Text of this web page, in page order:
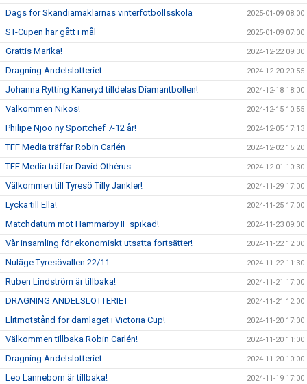
Dags för Skandiamäklarnas vinterfotbollsskola 2025-01-09 08:00
ST-Cupen har gått i mål 2025-01-09 07:00
Grattis Marika! 2024-12-22 09:30
Dragning Andelslotteriet 2024-12-20 20:55
Johanna Rytting Kaneryd tilldelas Diamantbollen! 2024-12-18 18:00
Välkommen Nikos! 2024-12-15 10:55
Philipe Njoo ny Sportchef 7-12 år! 2024-12-05 17:13
TFF Media träffar Robin Carlén 2024-12-02 15:20
TFF Media träffar David Othérus 2024-12-01 10:30
Välkommen till Tyresö Tilly Jankler! 2024-11-29 17:00
Lycka till Ella! 2024-11-25 17:00
Matchdatum mot Hammarby IF spikad! 2024-11-23 09:00
Vår insamling för ekonomiskt utsatta fortsätter! 2024-11-22 12:00
Nuläge Tyresövallen 22/11 2024-11-22 11:30
Ruben Lindström är tillbaka! 2024-11-21 17:00
DRAGNING ANDELSLOTTERIET 2024-11-21 12:00
Elitmotstånd för damlaget i Victoria Cup! 2024-11-20 17:00
Välkommen tillbaka Robin Carlén! 2024-11-20 11:00
Dragning Andelslotteriet 2024-11-20 10:00
Leo Lanneborn är tillbaka! 2024-11-19 17:00